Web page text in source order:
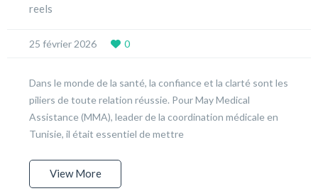
reels
25 février 2026 0
Dans le monde de la santé, la confiance et la clarté sont les
piliers de toute relation réussie. Pour May Medical
Assistance (MMA), leader de la coordination médicale en
Tunisie, il était essentiel de mettre
View More